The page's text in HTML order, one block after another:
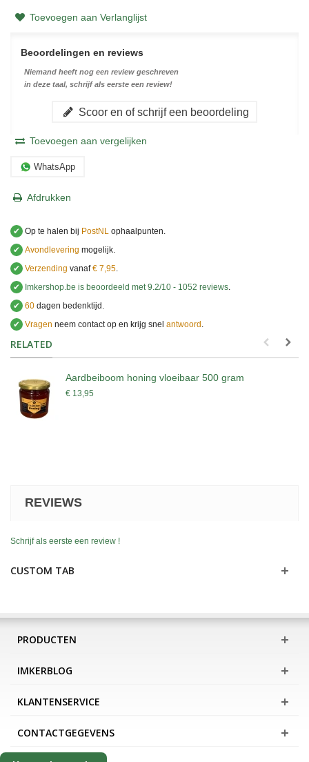
Toevoegen aan Verlanglijst
Beoordelingen en reviews
Niemand heeft nog een review geschreven
in deze taal, schrijf als eerste een review!
Scoor en of schrijf een beoordeling
Toevoegen aan vergelijken
WhatsApp
Afdrukken
✔ Op te halen bij PostNL ophaalpunten.
✔ Avondlevering mogelijk.
✔ Verzending vanaf€ 7,95.
✔
Imkershop.be is beoordeeld met9.2/10 - 1052 reviews.
✔ 60 dagen bedenktijd.
✔ Vragen neem contact op en krijg snel antwoord .
RELATED
Aardbeiboom honing vloeibaar 500 gram
€ 13,95
REVIEWS
Schrijf als eerste een review !
CUSTOM TAB
PRODUCTEN
IMKERBLOG
KLANTENSERVICE
CONTACTGEGEVENS